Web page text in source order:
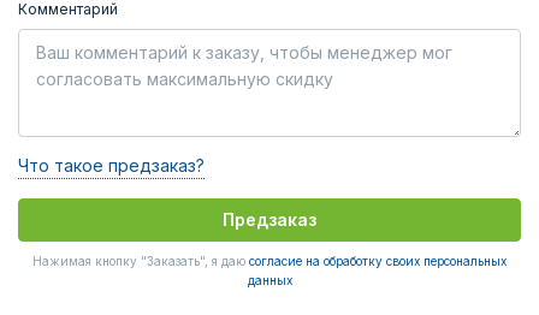
Комментарий
Что такое предзаказ?
Предзаказ
Нажимая кнопку "Заказать", я даю согласие на обработку своих персональных
данных